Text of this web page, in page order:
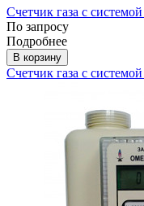
Счетчик газа с
По запросу
Подробнее
В корзину
Счетчик газа с